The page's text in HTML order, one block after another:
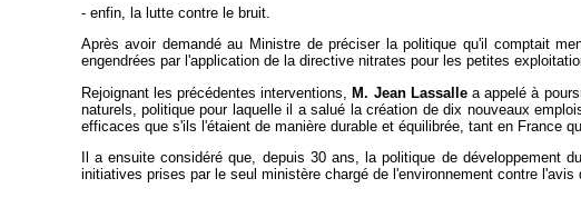
- enfin, la lutte contre le bruit.
Après avoir demandé au Ministre de préciser la politique qu'il comptait
engendrées par l'application de la directive nitrates pour les petites
Rejoignant les précédentes interventions,
M. Jean Lassallea appelé à
naturels, politique pour laquelle il a salué la création de dix nouveaux
efficaces que s'ils l'étaient de manière durable et équilibrée, tant en France
Il a ensuite considéré que, depuis 30 ans, la politique de
initiatives prises par le seul ministère chargé de l'environnement contre